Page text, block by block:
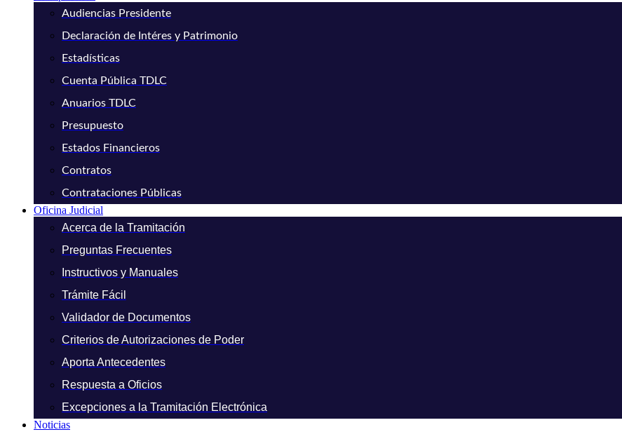
Audiencias Presidente
Declaración de Intéres y Patrimonio
Estadísticas
Cuenta Pública TDLC
Anuarios TDLC
Presupuesto
Estados Financieros
Contratos
Contrataciones Públicas
Oficina Judicial
Acerca de la Tramitación
Preguntas Frecuentes
Instructivos y Manuales
Trámite Fácil
Validador de Documentos
Criterios de Autorizaciones de Poder
Aporta Antecedentes
Respuesta a Oficios
Excepciones a la Tramitación Electrónica
Noticias